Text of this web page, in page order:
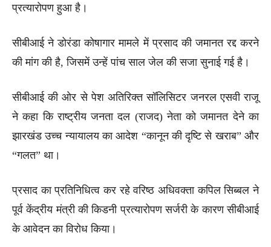
प्रत्यारोपण हुआ है।
सीबीआई ने डोरंडा कोषागार मामले में प्रसाद की जमानत रद्द करने
की मांग की है, जिसमें उन्हें पांच साल जेल की सजा सुनाई गई है।
सीबीआई की ओर से पेश अतिरिक्त सॉलिसिटर जनरल एसवी राजू
ने कहा कि राष्ट्रीय जनता दल (राजद) नेता को जमानत देने का
झारखंड उच्च न्यायालय का आदेश “कानून की दृष्टि से खराब” और
“गलत” था।
प्रसाद का प्रतिनिधित्व कर रहे वरिष्ठ अधिवक्ता कपिल सिब्बल ने
पूर्व केंद्रीय मंत्री की किडनी प्रत्यारोपण सर्जरी के कारण सीबीआई
के आवेदन का विरोध किया।